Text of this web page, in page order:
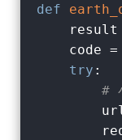
def
result
    code =
try :
#